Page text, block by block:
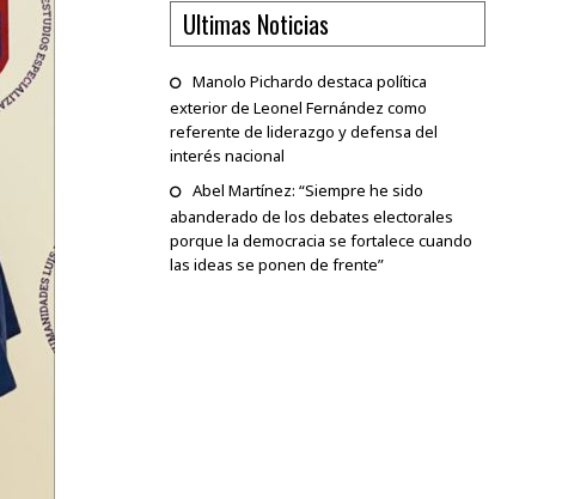
Ultimas Noticias
Manolo Pichardo destaca política
exterior de Leonel Fernández como
referente de liderazgo y defensa del
interés nacional
Abel Martínez: “Siempre he sido
abanderado de los debates electorales
porque la democracia se fortalece cuando
las ideas se ponen de frente”